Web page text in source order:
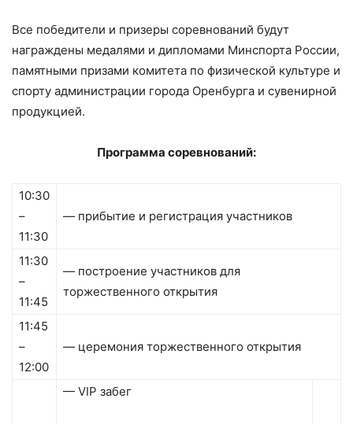
Все победители и призеры соревнований будут
награждены медалями и дипломами Минспорта России,
памятными призами комитета по физической культуре и
спорту администрации города Оренбурга и сувенирной
продукцией.
Программа соревнований:
10:30
–
11:30
— прибытие и регистрация участников
11:30
–
11:45
— построение участников для
торжественного открытия
11:45
–
12:00
— церемония торжественного открытия
— VIP забег